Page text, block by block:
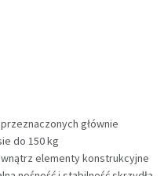
głównie
do 150 kg
elementy konstrukcyjne